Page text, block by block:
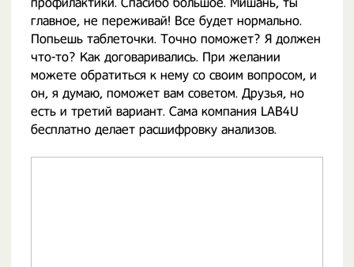
главное, не переживай! Все будет нормально.
Попьешь таблеточки. Точно поможет? Я должен
что-то? Как договаривались. При желании
можете обратиться к нему со своим вопросом, и
он, я думаю, поможет вам советом. Друзья, но
есть и третий вариант. Сама компания LAB4U
бесплатно делает расшифровку анализов.